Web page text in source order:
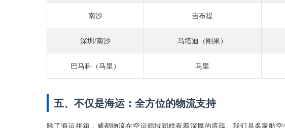
南沙 吉布提
深圳/南沙 马塔迪（刚果）
巴马科（马里） 马里
五、不仅是海运：全方位的物流支持
除了海运拼箱，威都物流在空运领域同样有着深厚的底蕴。我们是多家航